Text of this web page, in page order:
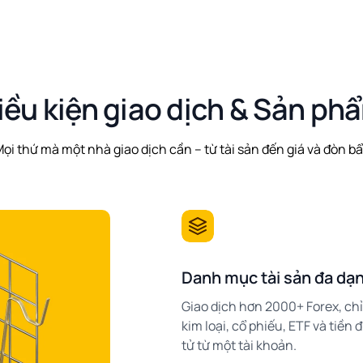
kiện giao dịch & Sản
thứ mà một nhà giao dịch cần – từ tài sản đến giá và đòn
Danh mục tài sản đa
Giao dịch hơn 2000+ Forex,
kim loại, cổ phiếu, ETF và tiền
tử từ một tài khoản.